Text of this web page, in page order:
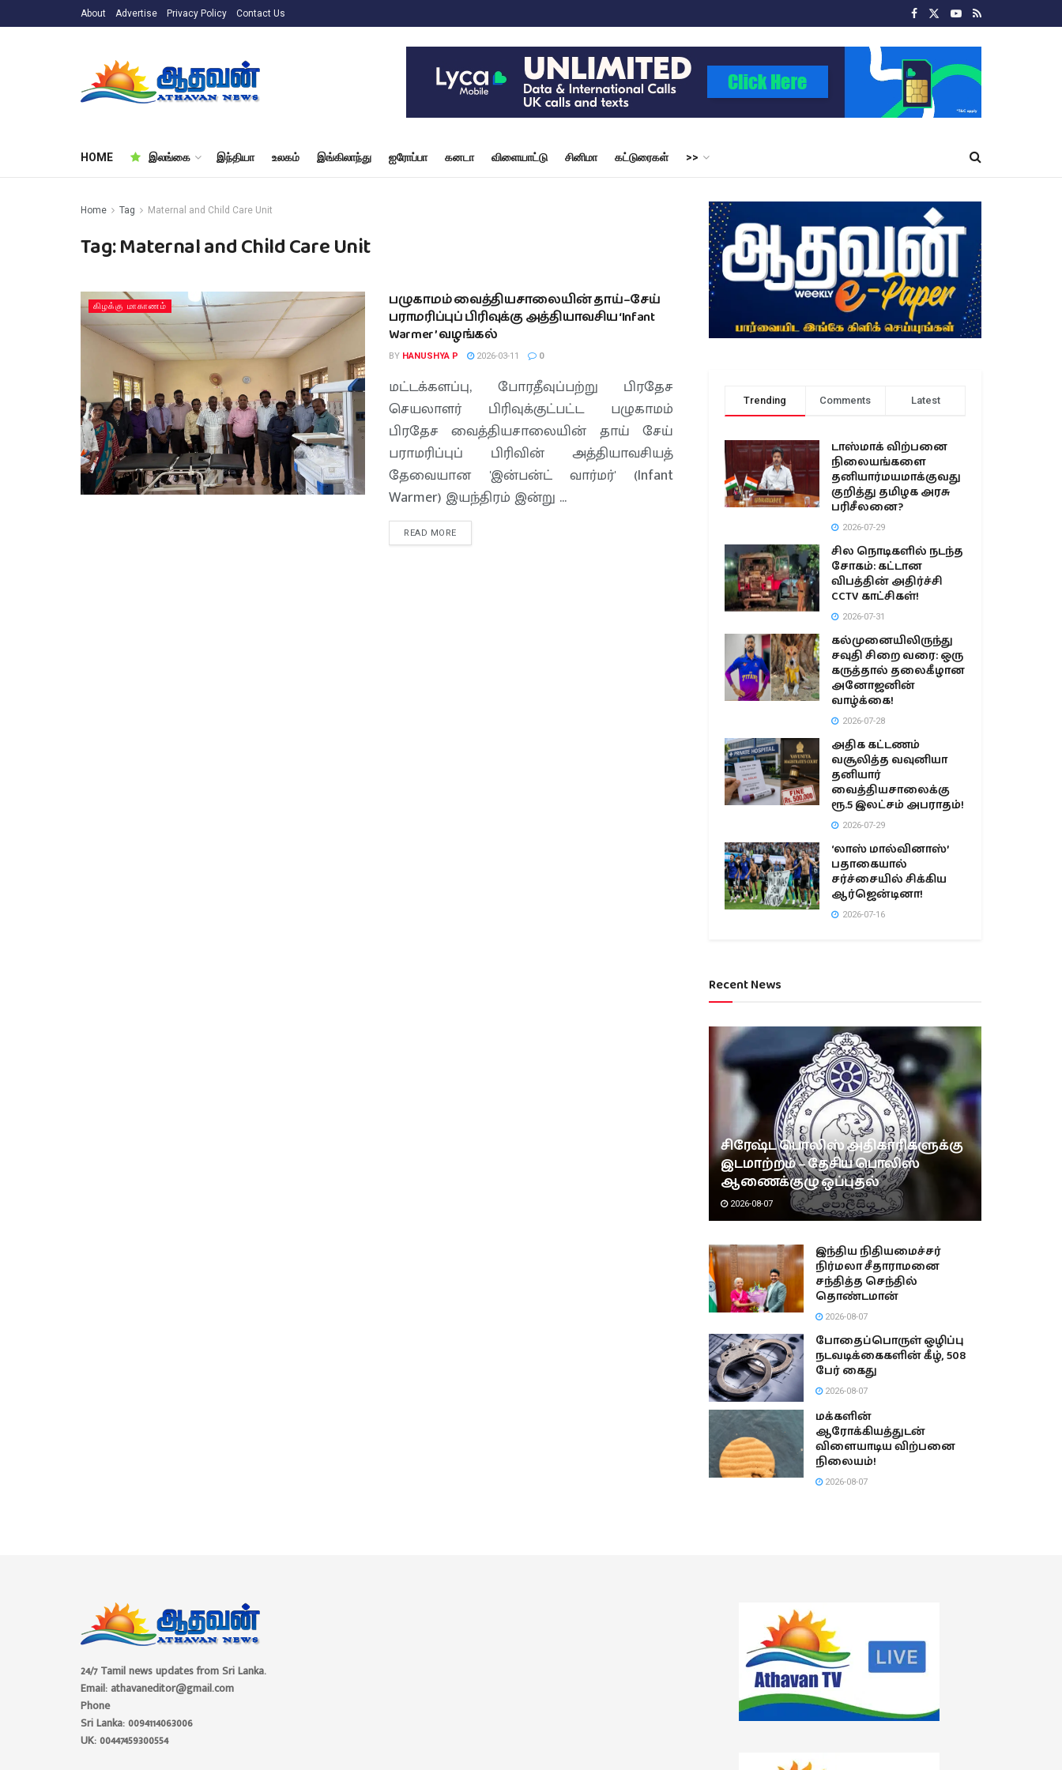
About Advertise Privacy Policy Contact Us
HOME இலங்கை இந்தியா உலகம் இங்கிலாந்து ஐரோப்பா கனடா விளையாட்டு சினிமா கட்டுரைகள் >>
Home Tag Maternal and Child Care Unit
Tag:Maternal and Child Care Unit
கிழக்கு மாகாணம்
பழுகாமம் வைத்தியசாலையின் தாய்–சேய்
பராமரிப்புப் பிரிவுக்கு அத்தியாவசிய ‘Infant
Warmer’ வழங்கல்
BY HANUSHYA P 2026-03-11 0
மட்டக்களப்பு, போரதீவுப்பற்று பிரதேச
செயலாளர் பிரிவுக்குட்பட்ட பழுகாமம்
பிரதேச வைத்தியசாலையின் தாய் சேய்
பராமரிப்புப் பிரிவின் அத்தியாவசியத்
தேவையான 'இன்பன்ட் வார்மர்' (Infant
Warmer) இயந்திரம் இன்று ...
READ MORE
Trending Comments Latest
டாஸ்மாக் விற்பனை
நிலையங்களை
தனியார்மயமாக்குவது
குறித்து தமிழக அரசு
பரிசீலனை?
2026-07-29
சில நொடிகளில் நடந்த
சோகம்: கட்டான
விபத்தின் அதிர்ச்சி
CCTV காட்சிகள்!
2026-07-31
கல்முனையிலிருந்து
சவுதி சிறை வரை: ஒரு
கருத்தால் தலைகீழான
அனோஜனின்
வாழ்க்கை!
2026-07-28
அதிக கட்டணம்
வசூலித்த வவுனியா
தனியார்
வைத்தியசாலைக்கு
ரூ.5 இலட்சம் அபராதம்!
2026-07-29
‘லாஸ் மால்வினாஸ்’
பதாகையால்
சர்ச்சையில் சிக்கிய
ஆர்ஜென்டினா!
2026-07-16
Recent News
சிரேஷ்ட பொலிஸ் அதிகாரிகளுக்கு
இடமாற்றம் – தேசிய பொலிஸ்
ஆணைக்குழு ஒப்புதல்
2026-08-07
இந்திய நிதியமைச்சர்
நிர்மலா சீதாராமனை
சந்தித்த செந்தில்
தொண்டமான்
2026-08-07
போதைப்பொருள் ஒழிப்பு
நடவடிக்கைகளின் கீழ், 508
பேர் கைது
2026-08-07
மக்களின்
ஆரோக்கியத்துடன்
விளையாடிய விற்பனை
நிலையம்!
2026-08-07
24/7 Tamil news updates from Sri Lanka.
Email: athavaneditor@gmail.com
Phone
Sri Lanka: 0094114063006
UK: 00447459300554